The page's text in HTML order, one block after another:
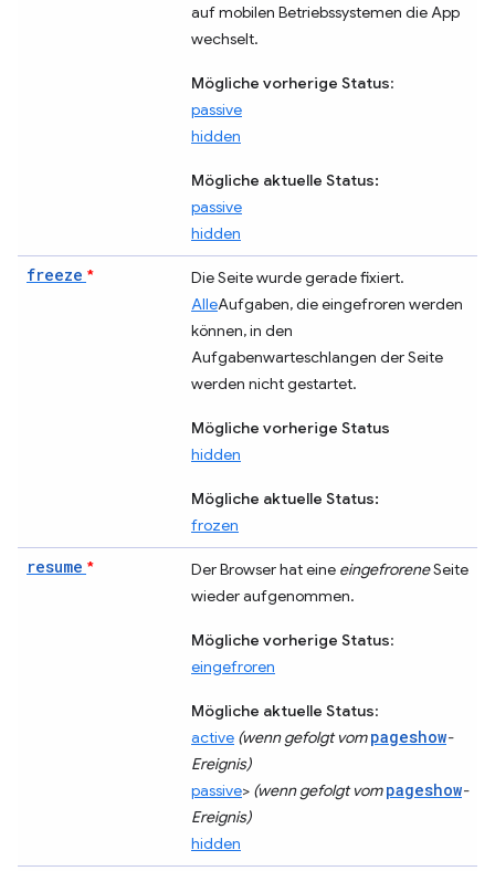
auf mobilen Betriebssystemen die App
wechselt.
Mögliche vorherige Status:
passive
hidden
Mögliche aktuelle Status:
passive
hidden
freeze *
Die Seite wurde gerade fixiert.
AlleAufgaben, die eingefroren werden
können, in den
Aufgabenwarteschlangen der Seite
werden nicht gestartet.
Mögliche vorherige Status
hidden
Mögliche aktuelle Status:
frozen
resume * Der Browser hat eine eingefroreneSeite
wieder aufgenommen.
Mögliche vorherige Status:
eingefroren
Mögliche aktuelle Status:
active (wenn gefolgt vompageshow-
Ereignis)
passive> (wenn gefolgt vompageshow-
Ereignis)
hidden